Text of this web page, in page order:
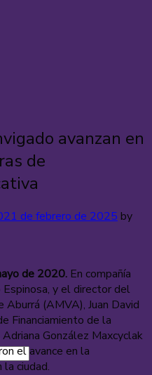
avanzan en
de
21 de febrero de 2025 by
de 2020. En compañía
y el director del
(AMVA), Juan David
Financiamiento de la
González Maxcyclak
el avance en la
ciudad.